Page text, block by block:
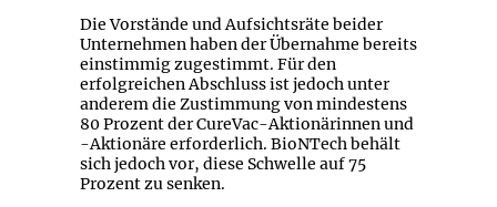
Die Vorstände und Aufsichtsräte beider
Unternehmen haben der Übernahme bereits
einstimmig zugestimmt. Für den
erfolgreichen Abschluss ist jedoch unter
anderem die Zustimmung von mindestens
80 Prozent der CureVac-Aktionärinnen und
-Aktionäre erforderlich. BioNTech behält
sich jedoch vor, diese Schwelle auf 75
Prozent zu senken.